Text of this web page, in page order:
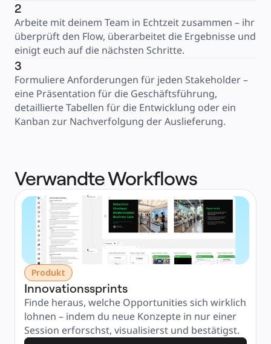
2
Arbeite mit deinem Team in Echtzeit zusammen – ihr
überprüft den Flow, überarbeitet die Ergebnisse und
einigt euch auf die nächsten Schritte.
3
Formuliere Anforderungen für jeden Stakeholder –
eine Präsentation für die Geschäftsführung,
detaillierte Tabellen für die Entwicklung oder ein
Kanban zur Nachverfolgung der Auslieferung.
Verwandte Workflows
Produkt
Innovationssprints
Finde heraus, welche Opportunities sich wirklich
lohnen – indem du neue Konzepte in nur einer
Session erforschst, visualisierst und bestätigst.